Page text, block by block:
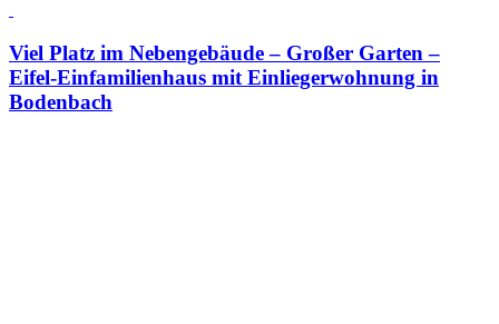
Viel Platz im Nebengebäude – Großer Garten –
Eifel-Einfamilienhaus mit Einliegerwohnung in
Bodenbach